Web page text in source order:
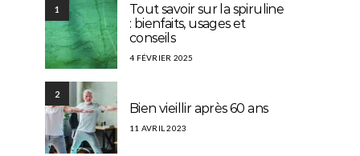
1
Tout savoir sur la spiruline
: bienfaits, usages et
conseils
4 FÉVRIER 2025
2
Bien vieillir après 60 ans
11 AVRIL 2023